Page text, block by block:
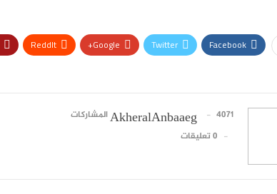
Facebook
Twitter
Google+
ReddIt
AkheralAnbaaeg
4071 المشاركات
0 تعليقات